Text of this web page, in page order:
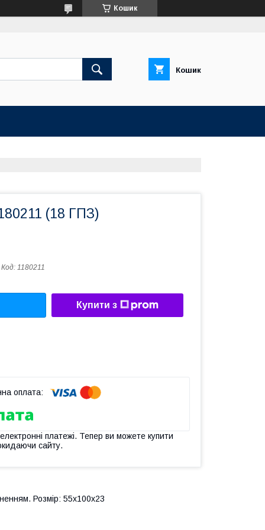
Кошик
Кошик
(18 ГПЗ)
Код: 1180211
Купити з
платежі. Тепер ви можете купити
сайту.
Розмір: 55х100х23